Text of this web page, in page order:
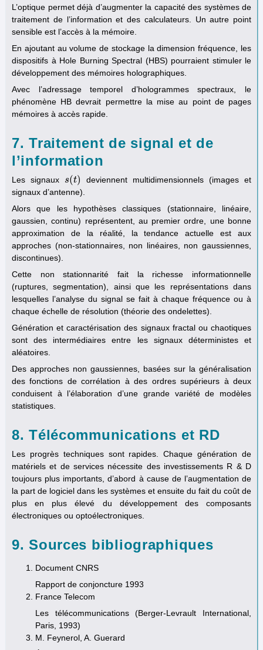
L’optique permet déjà d’augmenter la capacité des systèmes de
traitement de l’information et des calculateurs. Un autre point
sensible est l’accès à la mémoire.
En ajoutant au volume de stockage la dimension fréquence, les
dispositifs à Hole Burning Spectral (HBS) pourraient stimuler le
développement des mémoires holographiques.
Avec l’adressage temporel d’hologrammes spectraux, le
phénomène HB devrait permettre la mise au point de pages
mémoires à accès rapide.
7. Traitement de signal et de
l’information
Les signaux s(t)
s(t)
deviennent multidimensionnels (images et
signaux d’antenne).
Alors que les hypothèses classiques (stationnaire, linéaire,
gaussien, continu) représentent, au premier ordre, une bonne
approximation de la réalité, la tendance actuelle est aux
approches (non-stationnaires, non linéaires, non gaussiennes,
discontinues).
Cette non stationnarité fait la richesse informationnelle
(ruptures, segmentation), ainsi que les représentations dans
lesquelles l’analyse du signal se fait à chaque fréquence ou à
chaque échelle de résolution (théorie des ondelettes).
Génération et caractérisation des signaux fractal ou chaotiques
sont des intermédiaires entre les signaux déterministes et
aléatoires.
Des approches non gaussiennes, basées sur la généralisation
des fonctions de corrélation à des ordres supérieurs à deux
conduisent à l’élaboration d’une grande variété de modèles
statistiques.
8. Télécommunications et RD
Les progrès techniques sont rapides. Chaque génération de
matériels et de services nécessite des investissements R & D
toujours plus importants, d’abord à cause de l’augmentation de
la part de logiciel dans les systèmes et ensuite du fait du coût de
plus en plus élevé du développement des composants
électroniques ou optoélectroniques.
9. Sources bibliographiques
Document CNRS
Rapport de conjoncture 1993
France Telecom
Les télécommunications (Berger-Levrault International,
Paris, 1993)
M. Feynerol, A. Guerard